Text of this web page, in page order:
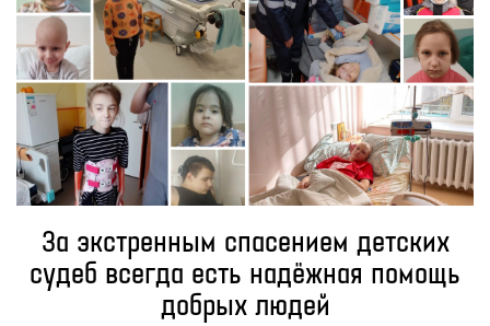
За экстренным спасением детских
судеб всегда есть надёжная помощь
добрых людей